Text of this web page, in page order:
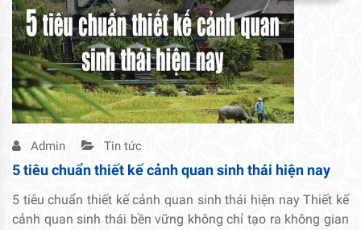
Admin Tin tức
5 tiêu chuẩn thiết kế cảnh quan sinh thái hiện nay
5 tiêu chuẩn thiết kế cảnh quan sinh thái hiện nay Thiết kế
cảnh quan sinh thái bền vững không chỉ tạo ra không gian